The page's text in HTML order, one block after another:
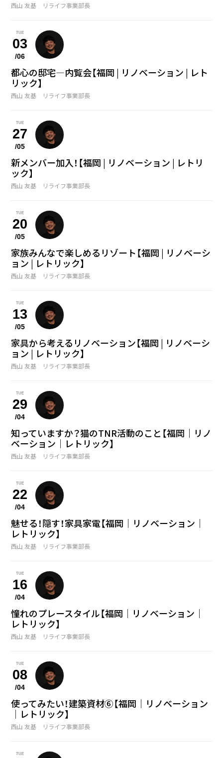
西山 友基 リライフ事業部長
TUE
03
/06
都心の邸宅—内覧会【福岡 | リノベーション | レト
リック】
西山 友基 リライフ事業部長
TUE
27
/05
新メンバー加入！【福岡 | リノベーション | レトリ
ック】
西山 友基 リライフ事業部長
TUE
20
/05
家族みんなで楽しめるリゾート【福岡 | リノベーシ
ョン | レトリック】
西山 友基 リライフ事業部長
TUE
13
/05
家具から考えるリノベーション【福岡 | リノベーシ
ョン | レトリック】
西山 友基 リライフ事業部長
TUE
29
/04
知っていますか？猫のTNR活動のこと【福岡｜リノ
ベーション｜レトリック】
西山 友基 リライフ事業部長
TUE
22
/04
魅せる！隠す！家具家電【福岡｜リノベーション｜
レトリック】
西山 友基 リライフ事業部長
TUE
16
/04
憧れのプレースタイル【福岡｜リノベーション｜
レトリック】
西山 友基 リライフ事業部長
TUE
08
/04
使ってみたい！建築資材⑥【福岡｜リノベーション
｜レトリック】
西山 友基 リライフ事業部長
TUE